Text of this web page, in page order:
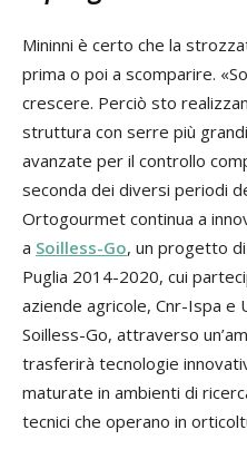
Mininni è certo che la
prima o poi a scomparire.
crescere. Perciò sto
struttura con serre più
avanzate per il controllo
seconda dei diversi periodi
Ortogourmet continua a
a Soilless-Go, un progetto
Puglia 2014-2020, cui
aziende agricole, Cnr-Ispa e
Soilless-Go, attraverso
trasferirà tecnologie
maturate in ambienti di
tecnici che operano in